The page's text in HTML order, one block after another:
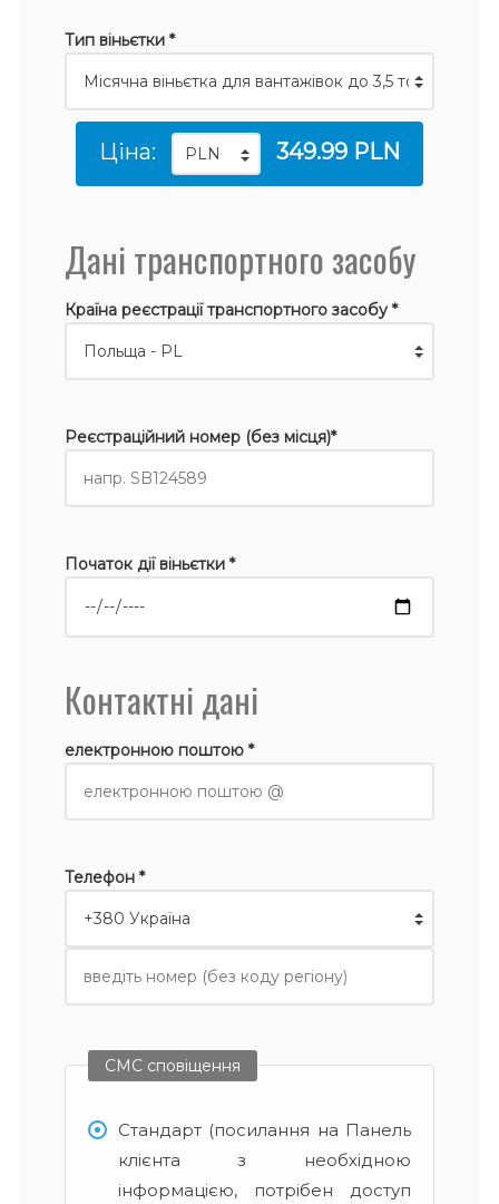
Тип віньєтки *
Ціна: 349.99 PLN
Дані транспортного засобу
Країна реєстрації транспортного засобу *
Реєстраційний номер (без місця)*
Початок дії віньєтки *
Контактні дані
електронною поштою *
Телефон *
СМС сповіщення
Стандарт (посилання на Панель
клієнта з необхідною
інформацією, потрібен доступ